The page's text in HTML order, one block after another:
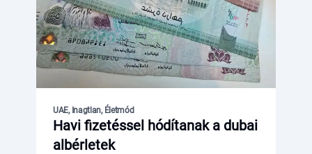
UAE, Inagtlan, Életmód
Havi fizetéssel hódítanak a dubai
albérletek